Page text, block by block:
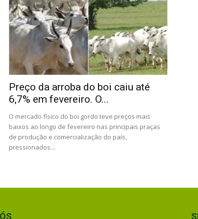
Preço da arroba do boi caiu até
6,7% em fevereiro. O...
O mercado físico do boi gordo teve preços mais
baixos ao longo de fevereiro nas principais praças
de produção e comercialização do país,
pressionados...